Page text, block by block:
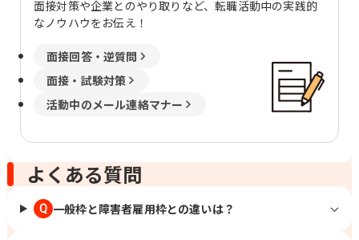
面接対策や企業とのやり取りなど、転職活動中の実践的
なノウハウをお伝え！
面接回答・逆質問
面接・試験対策
活動中のメール連絡マナー
よくある質問
Q 一般枠と障害者雇用枠との違いは？